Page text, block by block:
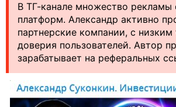
В ТГ-канале множество рекламы
платформ. Александр активно
партнерские компании, с низким
доверия пользователей. Автор
зарабатывает на реферальных